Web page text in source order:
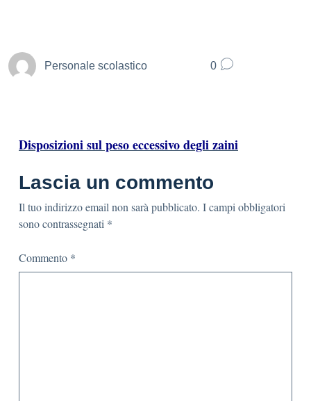
Personale scolastico 0
Disposizioni sul peso eccessivo degli zaini
Lascia un commento
Il tuo indirizzo email non sarà pubblicato. I campi obbligatori
sono contrassegnati *
Commento *